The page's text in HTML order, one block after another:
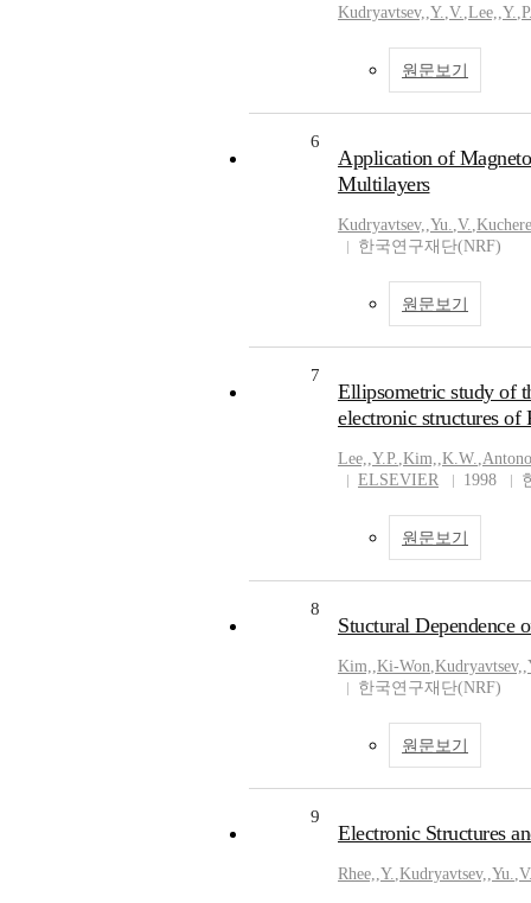
Kudryavtsev,,Y.,V.,Lee,,Y.,
원문보기
6
Application of
Multilayers
Kudryavtsev,,Yu.,V.,
한국연구재단(NRF)
원문보기
7
Ellipsometric study of
electronic structures
Lee,,Y.P.,Kim,,K.W.,
ELSEVIER
1998
원문보기
8
Stuctural Dependence
Kim,,Ki-Won,Kudryavtsev,,
한국연구재단(NRF)
원문보기
9
Electronic Structures
Rhee,,Y.,Kudryavtsev,,Yu.,